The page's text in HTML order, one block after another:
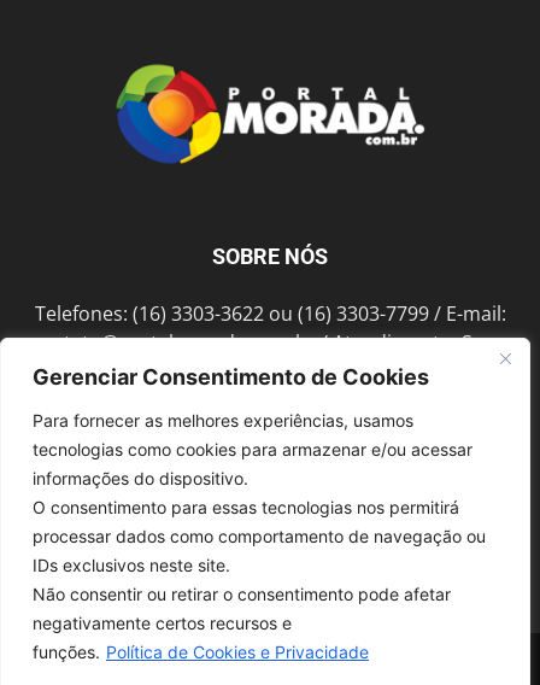
Gerenciar Consentimento de Cookies
Para fornecer as melhores experiências, usamos
tecnologias como cookies para armazenar e/ou acessar
informações do dispositivo.
O consentimento para essas tecnologias nos permitirá
processar dados como comportamento de navegação ou
IDs exclusivos neste site.
Não consentir ou retirar o consentimento pode afetar
negativamente certos recursos e
funções. Política de Cookies e Privacidade
SOBRE NÓS
Telefones: (16) 3303-3622 ou (16) 3303-7799 / E-mail:
contato@portalmorada.com.br/ Atendimento: Seg a
Sex das 8h às 18h / Endereço: Av. Bento de Abreu, 889
SIGA-NOS
© 1997-2022, GRUPO ROBERTO MONTORO É proibida a reprodução do